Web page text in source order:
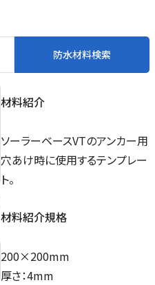
防水材料検索
材料紹介
ソーラーベースVTのアンカー用
穴あけ時に使用するテンプレー
ト。
材料紹介規格
200×200mm
厚さ：4mm